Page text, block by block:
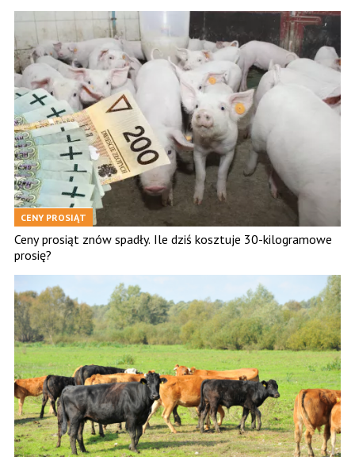
CENY PROSIĄT
Ceny prosiąt znów spadły. Ile dziś kosztuje 30-kilogramowe
prosię?